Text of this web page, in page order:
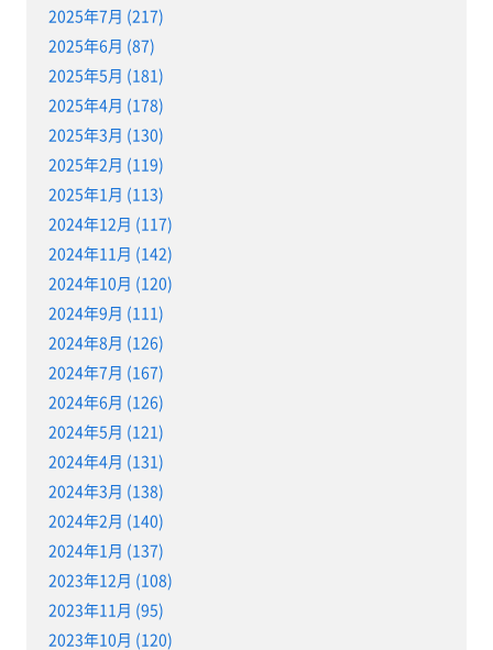
2025年7月 (217)
2025年6月 (87)
2025年5月 (181)
2025年4月 (178)
2025年3月 (130)
2025年2月 (119)
2025年1月 (113)
2024年12月 (117)
2024年11月 (142)
2024年10月 (120)
2024年9月 (111)
2024年8月 (126)
2024年7月 (167)
2024年6月 (126)
2024年5月 (121)
2024年4月 (131)
2024年3月 (138)
2024年2月 (140)
2024年1月 (137)
2023年12月 (108)
2023年11月 (95)
2023年10月 (120)